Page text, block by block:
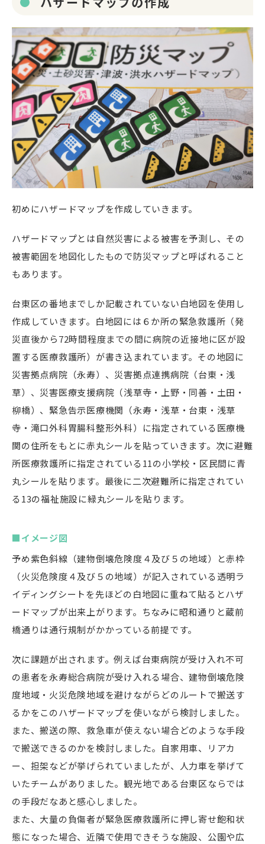
初めにハザードマップを作成していきます。
ハザードマップとは自然災害による被害を予測し、その
被害範囲を地図化したもので防災マップと呼ばれること
もあります。
台東区の番地までしか記載されていない白地図を使用し
作成していきます。白地図には６か所の緊急救護所（発
災直後から72時間程度までの間に病院の近接地に区が設
置する医療救護所）が書き込まれています。その地図に
災害拠点病院（永寿）、災害拠点連携病院（台東・浅
草）、災害医療支援病院（浅草寺・上野・同善・土田・
柳橋）、緊急告示医療機関（永寿・浅草・台東・浅草
寺・滝口外科胃腸科整形外科）に指定されている医療機
関の住所をもとに赤丸シールを貼っていきます。次に避難
所医療救護所に指定されている11の小学校・区民間に青
丸シールを貼ります。最後に二次避難所に指定されてい
る13の福祉施設に緑丸シールを貼ります。
■イメージ図
予め紫色斜線（建物倒壊危険度４及び５の地域）と赤枠
（火災危険度４及び５の地域）が記入されている透明ラ
イディングシートを先ほどの白地図に重ねて貼るとハザ
ードマップが出来上がります。ちなみに昭和通りと蔵前
橋通りは通行規制がかかっている前提です。
次に課題が出されます。例えば台東病院が受け入れ不可
の患者を永寿総合病院が受け入れる場合、建物倒壊危険
度地域・火災危険地域を避けながらどのルートで搬送す
るかをこのハザードマップを使いながら検討しました。
また、搬送の際、救急車が使えない場合どのような手段
で搬送できるのかを検討しました。自家用車、リアカ
ー、担架などが挙げられていましたが、人力車を挙げて
いたチームがありました。観光地である台東区ならでは
の手段だなあと感心しました。
また、大量の負傷者が緊急医療救護所に押し寄せ飽和状
態になった場合、近隣で使用できそうな施設、公園や広